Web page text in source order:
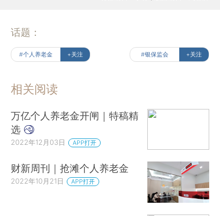
话题：
#个人养老金 +关注 #银保监会 +关注
相关阅读
万亿个人养老金开闸｜特稿精
选
2022年12月03日 APP打开
财新周刊｜抢滩个人养老金
2022年10月21日 APP打开